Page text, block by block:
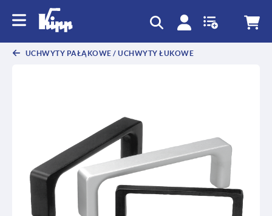
UCHWYTY PAŁĄKOWE / UCHWYTY ŁUKOWE